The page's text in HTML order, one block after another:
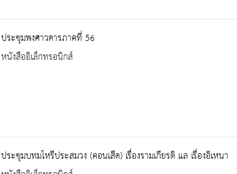
ประชุมพงศาวดารภาคที่ 56
หนังสืออิเล็กทรอนิกส์
ประชุมบทมโหรีประสมวง (คอนเสีด) เรื่องรามเกียรติ แล เรื่องอิเหนา